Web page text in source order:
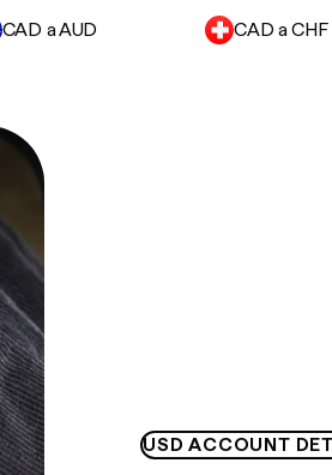
CAD a AUD CAD a CHF
USD ACCOUNT